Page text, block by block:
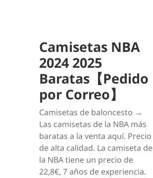
Camisetas NBA
2024 2025
Baratas【Pedido
por Correo】
Camisetas de baloncesto →
Las camisetas de la NBA más
baratas a la venta aquí. Precio
de alta calidad. La camiseta de
la NBA tiene un precio de
22,8€, 7 años de experiencia.